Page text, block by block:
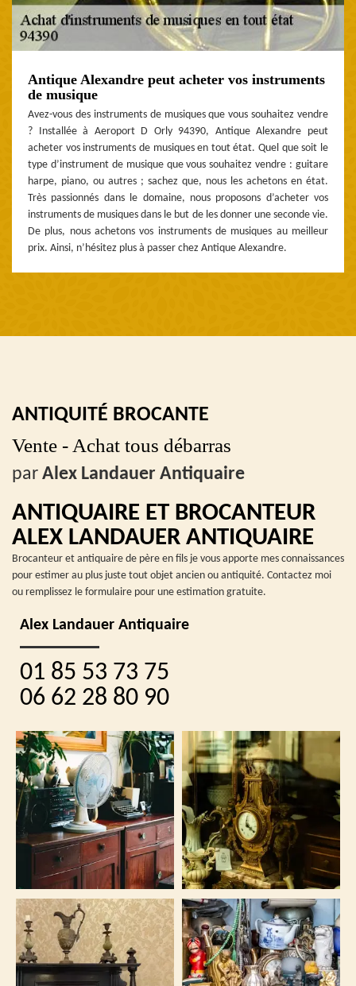
Antique Alexandre peut acheter vos instruments
de musique
Avez-vous des instruments de musiques que vous souhaitez vendre
? Installée à Aeroport D Orly 94390, Antique Alexandre peut
acheter vos instruments de musiques en tout état. Quel que soit le
type d’instrument de musique que vous souhaitez vendre : guitare
harpe, piano, ou autres ; sachez que, nous les achetons en état.
Très passionnés dans le domaine, nous proposons d’acheter vos
instruments de musiques dans le but de les donner une seconde vie.
De plus, nous achetons vos instruments de musiques au meilleur
prix. Ainsi, n’hésitez plus à passer chez Antique Alexandre.
ANTIQUITÉ BROCANTE
Vente - Achat tous débarras
par Alex Landauer Antiquaire
ANTIQUAIRE ET BROCANTEUR
ALEX LANDAUER ANTIQUAIRE
Brocanteur et antiquaire de père en fils je vous apporte mes connaissances
pour estimer au plus juste tout objet ancien ou antiquité. Contactez moi
ou remplissez le formulaire pour une estimation gratuite.
Alex Landauer Antiquaire
01 85 53 73 75
06 62 28 80 90